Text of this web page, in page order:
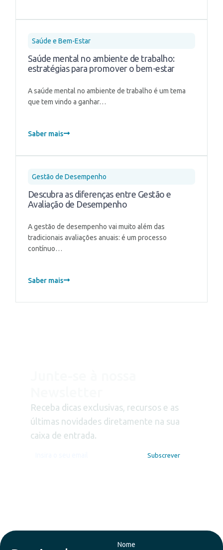
Saúde e Bem-Estar
Saúde mental no ambiente de trabalho:
estratégias para promover o bem-estar
A saúde mental no ambiente de trabalho é um tema
que tem vindo a ganhar…
Saber mais
Gestão de Desempenho
Descubra as diferenças entre Gestão e
Avaliação de Desempenho
A gestão de desempenho vai muito além das
tradicionais avaliações anuais: é um processo
contínuo…
Saber mais
Receba dicas exclusivas, recursos e as
últimas novidades diretamente na sua
caixa de entrada.
Nome